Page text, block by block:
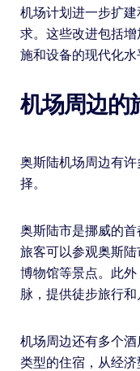
机场计划进一步扩
求。这些改进包括
施和设备的现代化水
机场周边的
奥斯陆机场周边有
择。
奥斯陆市是挪威的首
旅客可以参观奥斯
博物馆等景点。此
脉，提供徒步旅行和
机场周边还有多个
类型的住宿，从经济